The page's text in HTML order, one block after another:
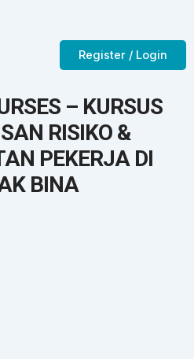
Register / Login
– KURSUS
RISIKO &
PEKERJA DI
BINA